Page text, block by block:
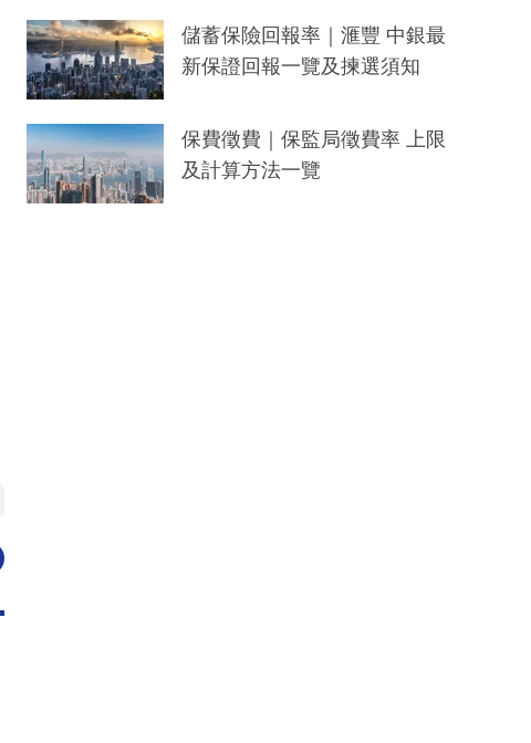
儲蓄保險回報率｜滙豐 中銀最
新保證回報一覽及揀選須知
保費徵費｜保監局徵費率 上限
及計算方法一覽